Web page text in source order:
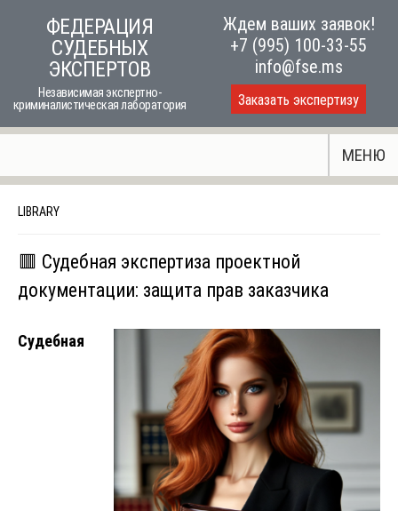
ФЕДЕРАЦИЯ
СУДЕБНЫХ
ЭКСПЕРТОВ
Независимая экспертно-
криминалистическая лаборатория
Ждем ваших заявок!
+7 (995) 100-33-55
info@fse.ms
Заказать экспертизу
МЕНЮ
LIBRARY
🟥 Судебная экспертиза проектной
документации: защита прав заказчика
Судебная